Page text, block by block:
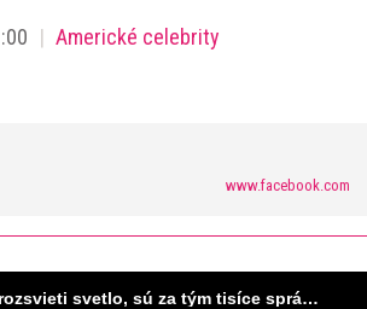
Americké celebrity
www.facebook.com
Upútavka: Keď sa rozsvieti svetlo, sú za tým tisíce správnych rozhodnutí. Ako vzniká infraštruktúra, ktorú nevnímame?